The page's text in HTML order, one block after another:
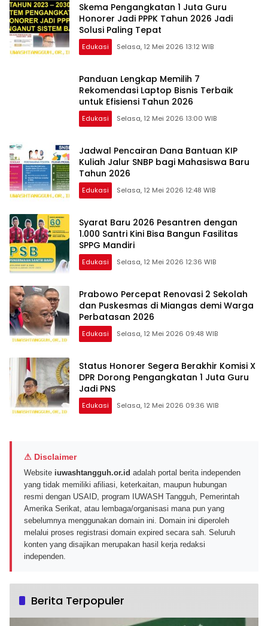
Skema Pengangkatan 1 Juta Guru
Honorer Jadi PPPK Tahun 2026 Jadi
Solusi Paling Tepat
Edukasi Selasa, 12 Mei 2026 13:12 WIB
Panduan Lengkap Memilih 7
Rekomendasi Laptop Bisnis Terbaik
untuk Efisiensi Tahun 2026
Edukasi Selasa, 12 Mei 2026 13:00 WIB
Jadwal Pencairan Dana Bantuan KIP
Kuliah Jalur SNBP bagi Mahasiswa Baru
Tahun 2026
Edukasi Selasa, 12 Mei 2026 12:48 WIB
Syarat Baru 2026 Pesantren dengan
1.000 Santri Kini Bisa Bangun Fasilitas
SPPG Mandiri
Edukasi Selasa, 12 Mei 2026 12:36 WIB
Prabowo Percepat Renovasi 2 Sekolah
dan Puskesmas di Miangas demi Warga
Perbatasan 2026
Edukasi Selasa, 12 Mei 2026 09:48 WIB
Status Honorer Segera Berakhir Komisi X
DPR Dorong Pengangkatan 1 Juta Guru
Jadi PNS
Edukasi Selasa, 12 Mei 2026 09:36 WIB
⚠ Disclaimer
Website iuwashtangguh.or.id adalah portal berita independen
yang tidak memiliki afiliasi, keterkaitan, maupun hubungan
resmi dengan USAID, program IUWASH Tangguh, Pemerintah
Amerika Serikat, atau lembaga/organisasi mana pun yang
sebelumnya menggunakan domain ini. Domain ini diperoleh
melalui proses registrasi domain expired secara sah. Seluruh
konten yang disajikan merupakan hasil kerja redaksi
independen.
Berita Terpopuler